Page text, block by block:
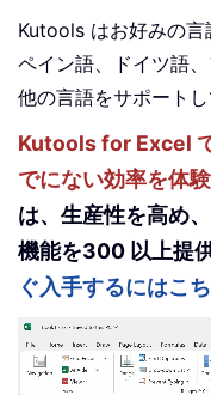
Kutools はお好みの言
ペイン語、ドイツ語
他の言語をサポートし
Kutools for Excel
でにない効率を体験
は、生産性を高め
機能を300 以上提
ぐ入手するにはこ